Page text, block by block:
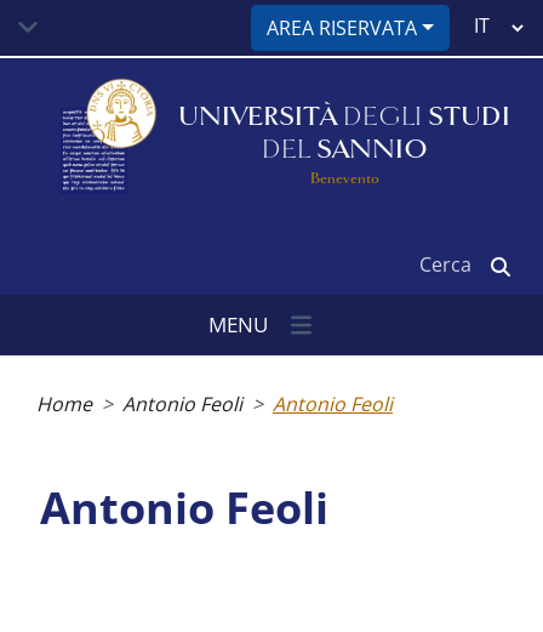
contenuto
AREA RISERVATA
Select
UNIVERSITÀ DEGLI STUDI
DEL SANNIO
Benevento
MENU
Home Antonio Feoli Antonio Feoli
Antonio Feoli